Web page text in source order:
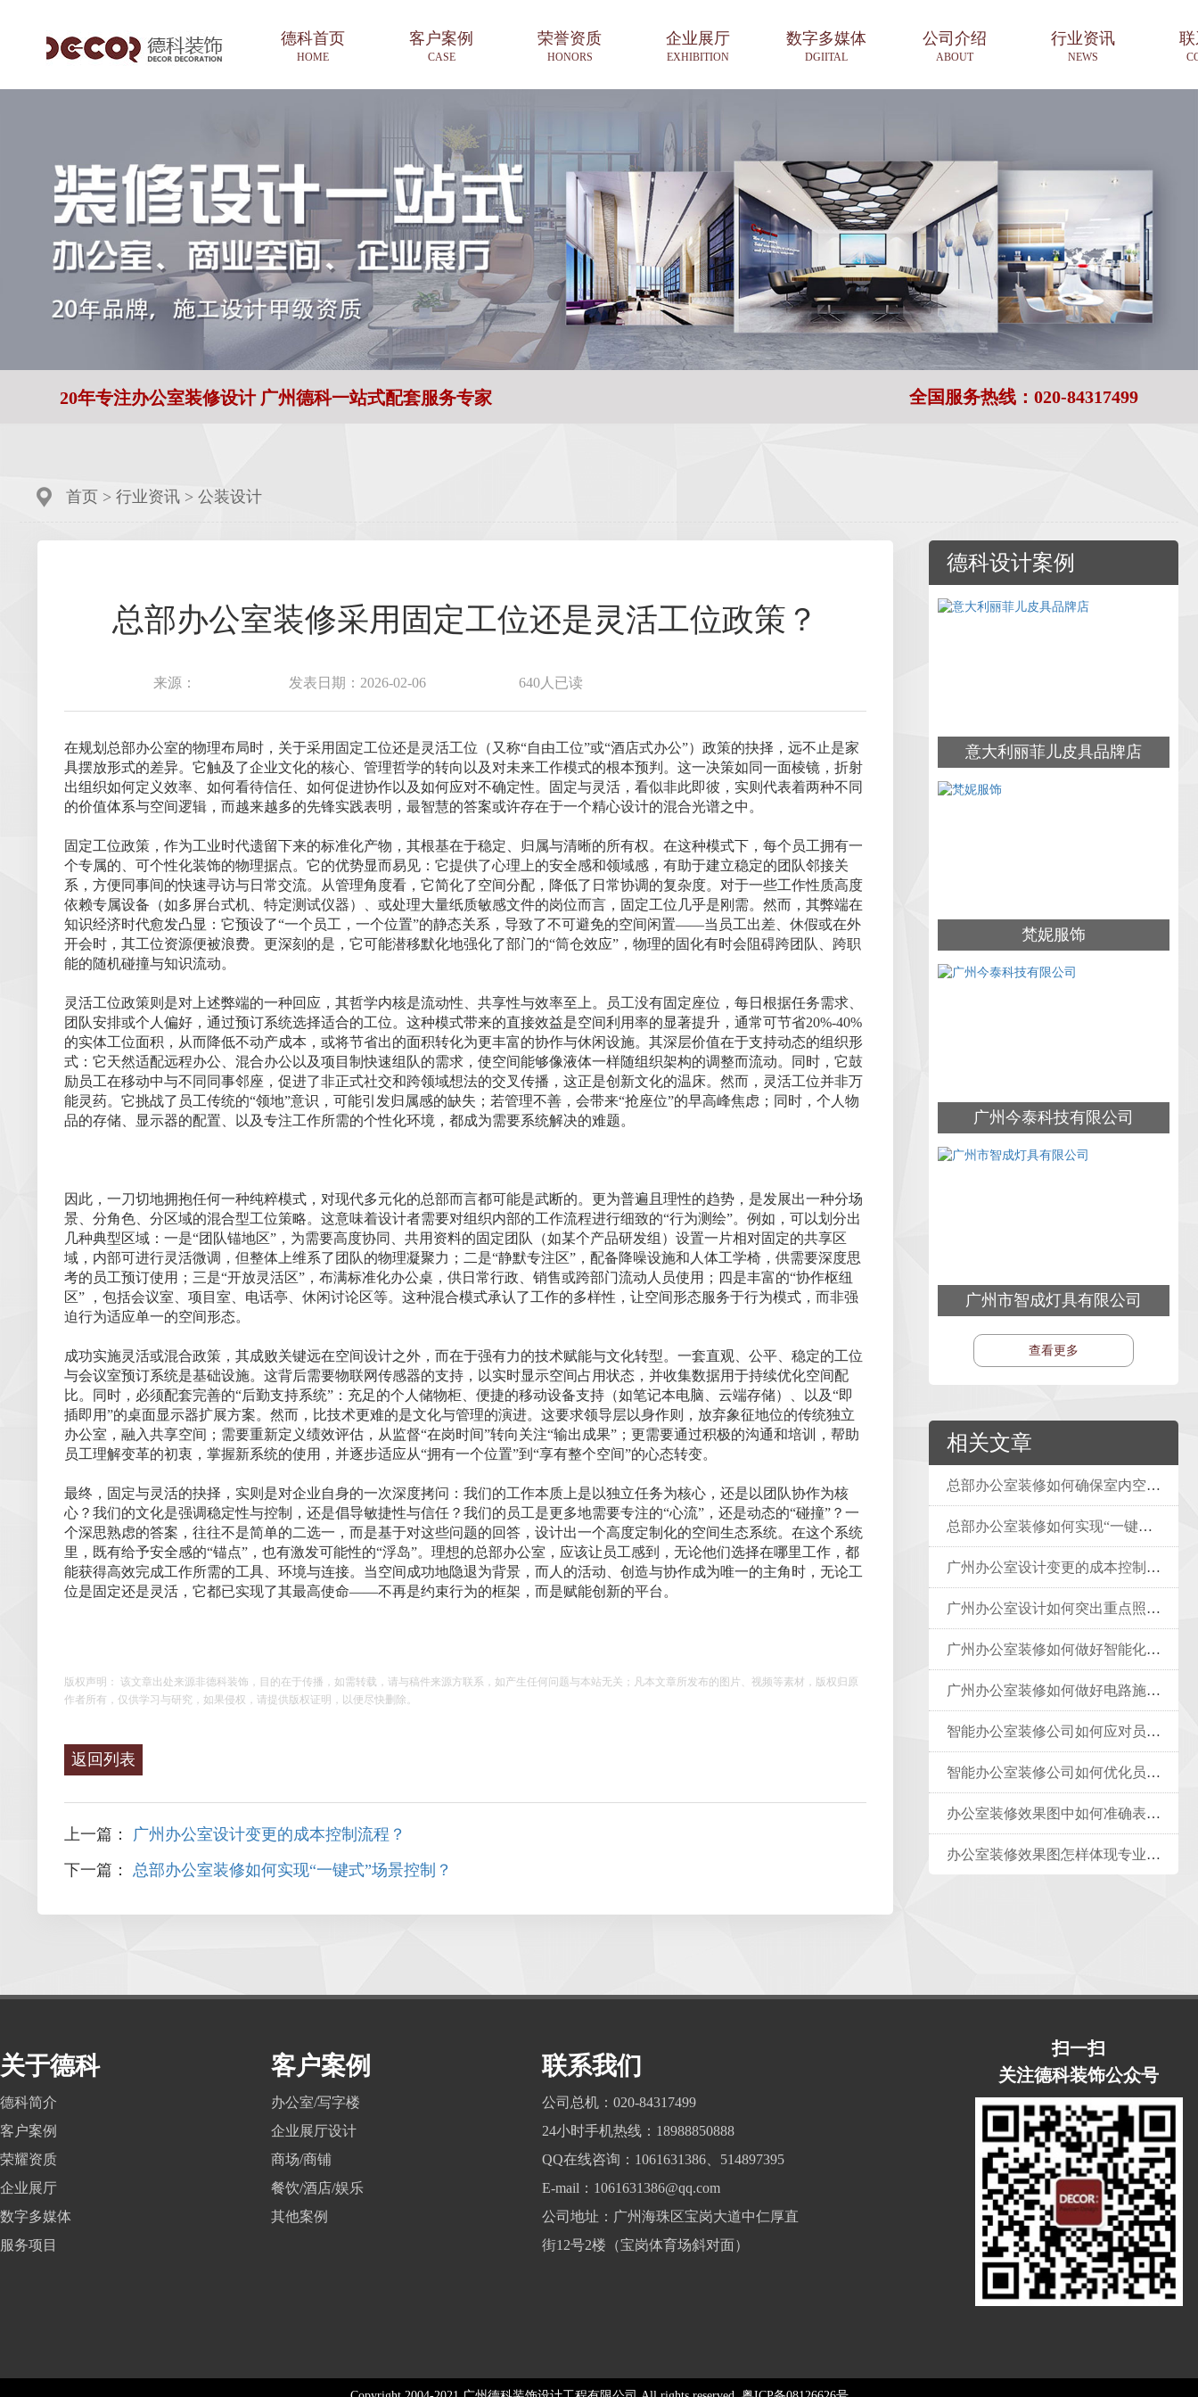
德科首页
HOME
客户案例
CASE
荣誉资质
HONORS
企业展厅
EXHIBITION
数字多媒体
DGIITAL
公司介绍
ABOUT
行业资讯
NEWS
20年专注办公室装修设计 广州德科一站式配套服务专家 全国服务热线：020-84317499
首页 > 行业资讯 > 公装设计
总部办公室装修采用固定工位还是灵活工位政策？
来源： 发表日期：2026-02-06 640人已读
在规划总部办公室的物理布局时，关于采用固定工位还是灵活工位（又称“自由工位”或“酒店式办公”）政策的抉择，远不止是家
具摆放形式的差异。它触及了企业文化的核心、管理哲学的转向以及对未来工作模式的根本预判。这一决策如同一面棱镜，折射
出组织如何定义效率、如何看待信任、如何促进协作以及如何应对不确定性。固定与灵活，看似非此即彼，实则代表着两种不同
的价值体系与空间逻辑，而越来越多的先锋实践表明，最智慧的答案或许存在于一个精心设计的混合光谱之中。
固定工位政策，作为工业时代遗留下来的标准化产物，其根基在于稳定、归属与清晰的所有权。在这种模式下，每个员工拥有一
个专属的、可个性化装饰的物理据点。它的优势显而易见：它提供了心理上的安全感和领域感，有助于建立稳定的团队邻接关
系，方便同事间的快速寻访与日常交流。从管理角度看，它简化了空间分配，降低了日常协调的复杂度。对于一些工作性质高度
依赖专属设备（如多屏台式机、特定测试仪器）、或处理大量纸质敏感文件的岗位而言，固定工位几乎是刚需。然而，其弊端在
知识经济时代愈发凸显：它预设了“一个员工，一个位置”的静态关系，导致了不可避免的空间闲置——当员工出差、休假或在外
开会时，其工位资源便被浪费。更深刻的是，它可能潜移默化地强化了部门的“筒仓效应”，物理的固化有时会阻碍跨团队、跨职
能的随机碰撞与知识流动。
灵活工位政策则是对上述弊端的一种回应，其哲学内核是流动性、共享性与效率至上。员工没有固定座位，每日根据任务需求、
团队安排或个人偏好，通过预订系统选择适合的工位。这种模式带来的直接效益是空间利用率的显著提升，通常可节省20%-40%
的实体工位面积，从而降低不动产成本，或将节省出的面积转化为更丰富的协作与休闲设施。其深层价值在于支持动态的组织形
式：它天然适配远程办公、混合办公以及项目制快速组队的需求，使空间能够像液体一样随组织架构的调整而流动。同时，它鼓
励员工在移动中与不同同事邻座，促进了非正式社交和跨领域想法的交叉传播，这正是创新文化的温床。然而，灵活工位并非万
能灵药。它挑战了员工传统的“领地”意识，可能引发归属感的缺失；若管理不善，会带来“抢座位”的早高峰焦虑；同时，个人物
品的存储、显示器的配置、以及专注工作所需的个性化环境，都成为需要系统解决的难题。
因此，一刀切地拥抱任何一种纯粹模式，对现代多元化的总部而言都可能是武断的。更为普遍且理性的趋势，是发展出一种分场
景、分角色、分区域的混合型工位策略。这意味着设计者需要对组织内部的工作流程进行细致的“行为测绘”。例如，可以划分出
几种典型区域：一是“团队锚地区”，为需要高度协同、共用资料的固定团队（如某个产品研发组）设置一片相对固定的共享区
域，内部可进行灵活微调，但整体上维系了团队的物理凝聚力；二是“静默专注区”，配备降噪设施和人体工学椅，供需要深度思
考的员工预订使用；三是“开放灵活区”，布满标准化办公桌，供日常行政、销售或跨部门流动人员使用；四是丰富的“协作枢纽
区” ，包括会议室、项目室、电话亭、休闲讨论区等。这种混合模式承认了工作的多样性，让空间形态服务于行为模式，而非强
迫行为适应单一的空间形态。
成功实施灵活或混合政策，其成败关键远在空间设计之外，而在于强有力的技术赋能与文化转型。一套直观、公平、稳定的工位
与会议室预订系统是基础设施。这背后需要物联网传感器的支持，以实时显示空间占用状态，并收集数据用于持续优化空间配
比。同时，必须配套完善的“后勤支持系统”：充足的个人储物柜、便捷的移动设备支持（如笔记本电脑、云端存储）、以及“即
插即用”的桌面显示器扩展方案。然而，比技术更难的是文化与管理的演进。这要求领导层以身作则，放弃象征地位的传统独立
办公室，融入共享空间；需要重新定义绩效评估，从监督“在岗时间”转向关注“输出成果”；更需要通过积极的沟通和培训，帮助
员工理解变革的初衷，掌握新系统的使用，并逐步适应从“拥有一个位置”到“享有整个空间”的心态转变。
最终，固定与灵活的抉择，实则是对企业自身的一次深度拷问：我们的工作本质上是以独立任务为核心，还是以团队协作为核
心？我们的文化是强调稳定性与控制，还是倡导敏捷性与信任？我们的员工是更多地需要专注的“心流”，还是动态的“碰撞”？一
个深思熟虑的答案，往往不是简单的二选一，而是基于对这些问题的回答，设计出一个高度定制化的空间生态系统。在这个系统
里，既有给予安全感的“锚点”，也有激发可能性的“浮岛”。理想的总部办公室，应该让员工感到，无论他们选择在哪里工作，都
能获得高效完成工作所需的工具、环境与连接。当空间成功地隐退为背景，而人的活动、创造与协作成为唯一的主角时，无论工
位是固定还是灵活，它都已实现了其最高使命——不再是约束行为的框架，而是赋能创新的平台。
版权声明： 该文章出处来源非德科装饰，目的在于传播，如需转载，请与稿件来源方联系，如产生任何问题与本站无关；凡本文章所发布的图片、视频等素材，版权归原
作者所有，仅供学习与研究，如果侵权，请提供版权证明，以便尽快删除。
返回列表
上一篇： 广州办公室设计变更的成本控制流程？
下一篇： 总部办公室装修如何实现“一键式”场景控制？
德科设计案例
意大利丽菲儿皮具品牌店
梵妮服饰
广州今泰科技有限公司
广州市智成灯具有限公司
查看更多
相关文章
总部办公室装修如何确保室内空气质量和材料环保性？
总部办公室装修如何实现“一键式”场景控制？
广州办公室设计变更的成本控制流程？
广州办公室设计如何突出重点照明与基础照明的比例？
广州办公室装修如何做好智能化施工？
广州办公室装修如何做好电路施工？
智能办公室装修公司如何应对员工的技术使用障碍？
智能办公室装修公司如何优化员工健康管理？
办公室装修效果图中如何准确表现地毯的纹理质感？
办公室装修效果图怎样体现专业感和科技感？
关于德科
德科简介
客户案例
荣耀资质
企业展厅
数字多媒体
服务项目
客户案例
办公室/写字楼
企业展厅设计
商场/商铺
餐饮/酒店/娱乐
其他案例
联系我们
公司总机：020-84317499
24小时手机热线：18988850888
QQ在线咨询：1061631386、514897395
E-mail：1061631386@qq.com
公司地址：广州海珠区宝岗大道中仁厚直
街12号2楼（宝岗体育场斜对面）
扫一扫
关注德科装饰公众号